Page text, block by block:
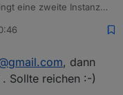
eine zweite Instanz
du den Mut, wir
zu erweitern?
, dann
Sollte reichen :-)